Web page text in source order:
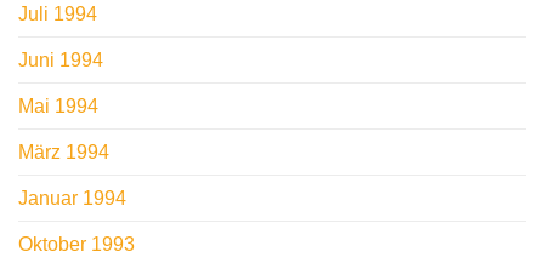
Juli 1994
Juni 1994
Mai 1994
März 1994
Januar 1994
Oktober 1993